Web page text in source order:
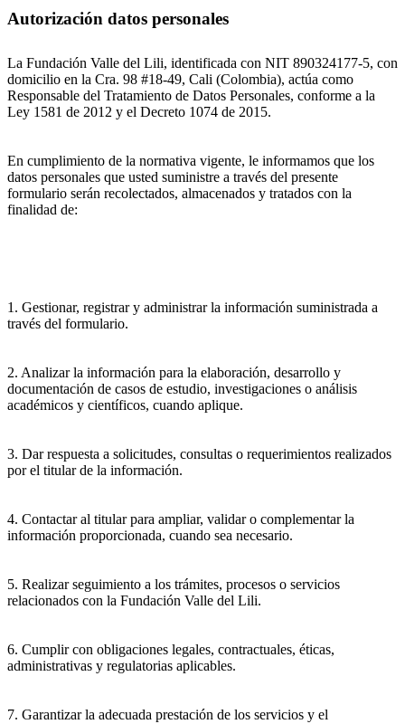
Autorización datos personales
La Fundación Valle del Lili, identificada con NIT 890324177-5, con
domicilio en la Cra. 98 #18-49, Cali (Colombia), actúa como
Responsable del Tratamiento de Datos Personales, conforme a la
Ley 1581 de 2012 y el Decreto 1074 de 2015.
En cumplimiento de la normativa vigente, le informamos que los
datos personales que usted suministre a través del presente
formulario serán recolectados, almacenados y tratados con la
finalidad de:
1. Gestionar, registrar y administrar la información suministrada a
través del formulario.
2. Analizar la información para la elaboración, desarrollo y
documentación de casos de estudio, investigaciones o análisis
académicos y científicos, cuando aplique.
3. Dar respuesta a solicitudes, consultas o requerimientos realizados
por el titular de la información.
4. Contactar al titular para ampliar, validar o complementar la
información proporcionada, cuando sea necesario.
5. Realizar seguimiento a los trámites, procesos o servicios
relacionados con la Fundación Valle del Lili.
6. Cumplir con obligaciones legales, contractuales, éticas,
administrativas y regulatorias aplicables.
7. Garantizar la adecuada prestación de los servicios y el